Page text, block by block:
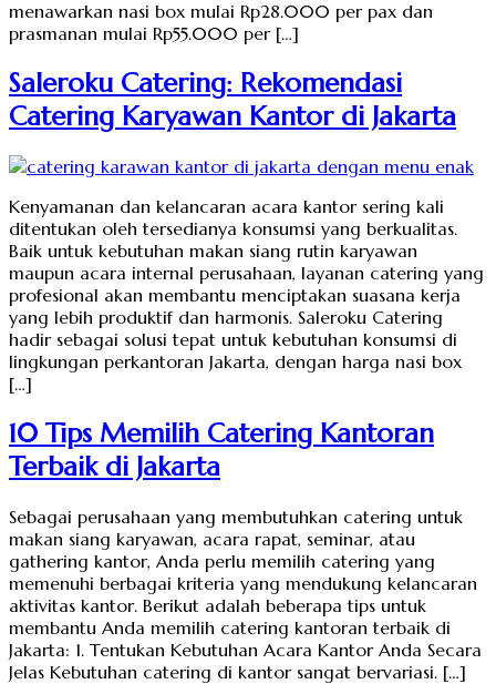
menawarkan nasi box mulai Rp28.000 per pax dan
prasmanan mulai Rp55.000 per […]
Saleroku Catering: Rekomendasi
Catering Karyawan Kantor di Jakarta
Kenyamanan dan kelancaran acara kantor sering kali
ditentukan oleh tersedianya konsumsi yang berkualitas.
Baik untuk kebutuhan makan siang rutin karyawan
maupun acara internal perusahaan, layanan catering yang
profesional akan membantu menciptakan suasana kerja
yang lebih produktif dan harmonis. Saleroku Catering
hadir sebagai solusi tepat untuk kebutuhan konsumsi di
lingkungan perkantoran Jakarta, dengan harga nasi box
[…]
10 Tips Memilih Catering Kantoran
Terbaik di Jakarta
Sebagai perusahaan yang membutuhkan catering untuk
makan siang karyawan, acara rapat, seminar, atau
gathering kantor, Anda perlu memilih catering yang
memenuhi berbagai kriteria yang mendukung kelancaran
aktivitas kantor. Berikut adalah beberapa tips untuk
membantu Anda memilih catering kantoran terbaik di
Jakarta: 1. Tentukan Kebutuhan Acara Kantor Anda Secara
Jelas Kebutuhan catering di kantor sangat bervariasi. […]